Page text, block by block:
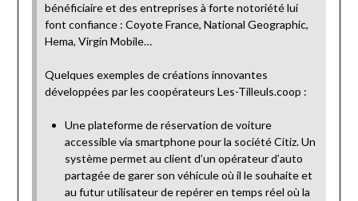
bénéficiaire et des entreprises à forte notoriété lui
font confiance : Coyote France, National Geographic,
Hema, Virgin Mobile…
Quelques exemples de créations innovantes
développées par les coopérateurs Les-Tilleuls.coop :
Une plateforme de réservation de voiture
accessible via smartphone pour la société Citiz. Un
système permet au client d’un opérateur d’auto
partagée de garer son véhicule où il le souhaite et
au futur utilisateur de repérer en temps réel où la